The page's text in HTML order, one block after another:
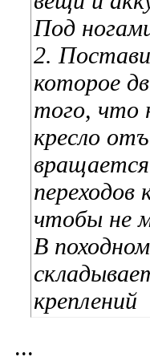
Под
2.
которое
того, что
кресло
чтобы не
В
креплений
...